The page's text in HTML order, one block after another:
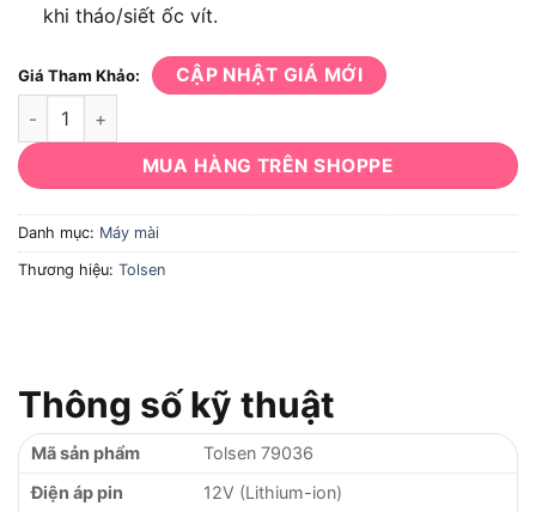
khi tháo/siết ốc vít.
Giá Tham Khảo: CẬP NHẬT GIÁ MỚI
Máy Khoan Pin Tolsen 79036 số lượng
MUA HÀNG TRÊN SHOPPE
Danh mục: Máy mài
Thương hiệu: Tolsen
Thông số kỹ thuật
Mã sản phẩm
Tolsen 79036
Điện áp pin
12V (Lithium-ion)